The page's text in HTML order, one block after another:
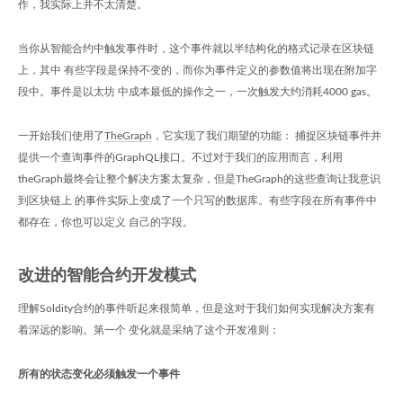
作，我实际上并不太清楚。
当你从智能合约中触发事件时，这个事件就以半结构化的格式记录在区块链
上，其中 有些字段是保持不变的，而你为事件定义的参数值将出现在附加字
段中。事件是以太坊 中成本最低的操作之一，一次触发大约消耗4000 gas。
一开始我们使用了TheGraph ，它实现了我们期望的功能： 捕捉区块链事件并
提供一个查询事件的GraphQL接口。不过对于我们的应用而言，利用
theGraph最终会让整个解决方案太复杂，但是TheGraph的这些查询让我意识
到区块链上 的事件实际上变成了一个只写的数据库。有些字段在所有事件中
都存在，你也可以定义 自己的字段。
改进的智能合约开发模式
理解Soldity合约的事件听起来很简单，但是这对于我们如何实现解决方案有
着深远的影响。第一个 变化就是采纳了这个开发准则：
所有的状态变化必须触发一个事件